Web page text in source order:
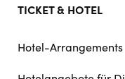
TICKET & HOTEL
Hotel-Arrangements